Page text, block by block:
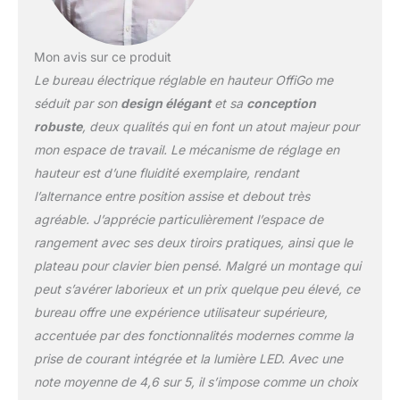
peut être commutée
mode RVB pour le
divertissement grâce au
contrôle manuel sur le
bureau. Le support de
moniteur soulève votre
écran au niveau des
yeux, soulageant la
fatigue du cou et des
glissière lisse se range
lorsqu'il n'est pas utilisé,
vous donnant plus
d'espace de bureau.
gestion des câbles
cachés – Bien rangé et
efficace : 2 prises CA
Mon avis sur ce produit
Le bureau électrique réglable en hauteur OffiGo me
séduit par son design élégantet sa conception
robuste, deux qualités qui en font un atout majeur pour
mon espace de travail. Le mécanisme de réglage en
hauteur est d’une fluidité exemplaire, rendant
l’alternance entre position assise et debout très
agréable. J’apprécie particulièrement l’espace de
rangement avec ses deux tiroirs pratiques, ainsi que le
plateau pour clavier bien pensé. Malgré un montage qui
peut s’avérer laborieux et un prix quelque peu élevé, ce
bureau offre une expérience utilisateur supérieure,
accentuée par des fonctionnalités modernes comme la
prise de courant intégrée et la lumière LED. Avec une
note moyenne de 4,6 sur 5, il s’impose comme un choix